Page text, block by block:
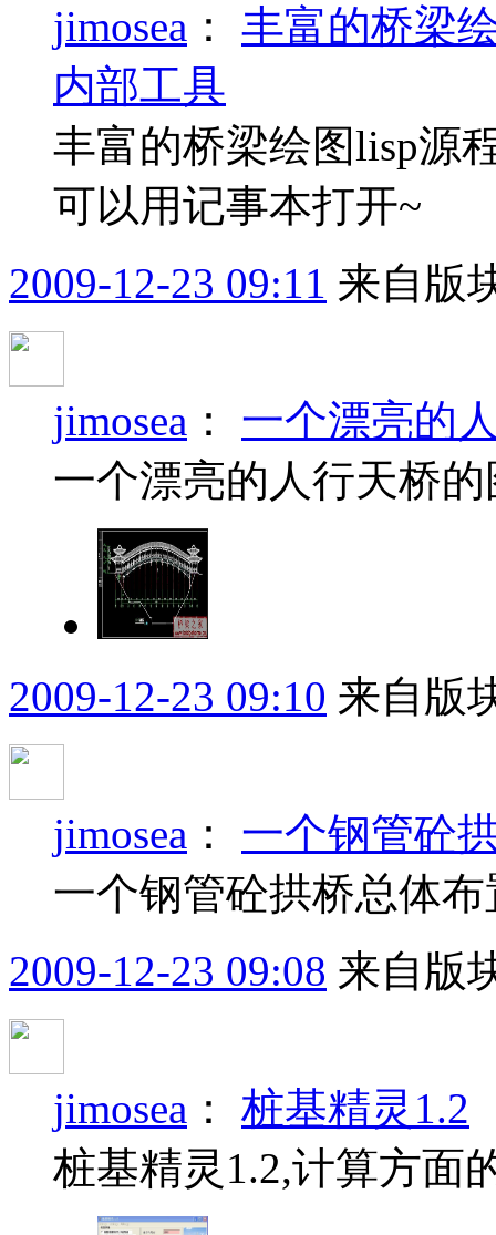
jimosea ： 丰富的桥梁
内部工具
丰富的桥梁绘图lisp
可以用记事本打开~
2009-12-23 09:11 来自版
jimosea ： 一个漂亮的
一个漂亮的人行天桥
2009-12-23 09:10 来自版
jimosea ： 一个钢管砼
一个钢管砼拱桥总体
2009-12-23 09:08 来自版
jimosea ： 桩基精灵1.2
桩基精灵1.2,计算方面